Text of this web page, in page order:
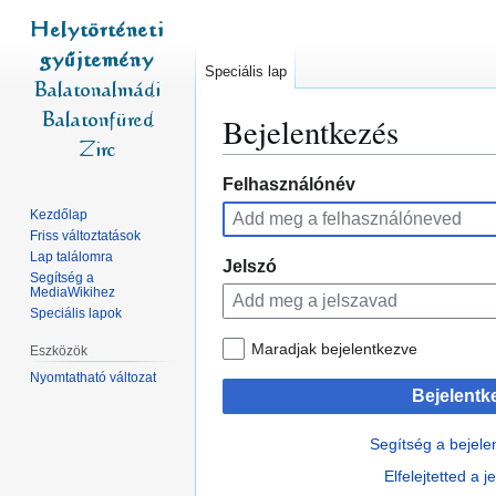
Bejelentkezés
Ugrás
a
navigációhoz
Ugrás
a
kereséshez
Felhasználónév
Jelszó
Maradjak bejelentkezve
Segítség a
Elfelejtetted a
Speciális lap
Kezdőlap
Friss változtatások
Lap találomra
Segítség a
MediaWikihez
Speciális lapok
Eszközök
Nyomtatható változat